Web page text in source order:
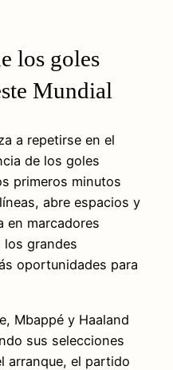
los goles
Mundial
a repetirse en el
de los goles
primeros minutos
abre espacios y
en marcadores
los grandes
oportunidades para
Mbappé y Haaland
sus selecciones
arranque, el partido